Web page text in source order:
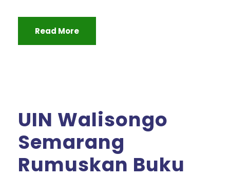
Read More
UIN Walisongo
Semarang
Rumuskan Buku